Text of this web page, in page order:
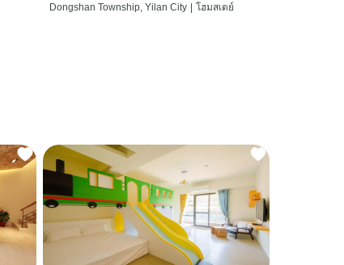
Dongshan Township, Yilan City | โฮมสเตย์